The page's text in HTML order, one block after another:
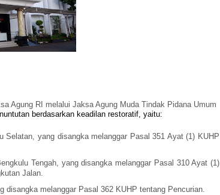
Agung RI melalui Jaksa Agung Muda Tindak Pidana Umum
berdasarkan keadilan restoratif, yaitu:
Selatan, yang disangka melanggar Pasal 351 Ayat (1) KUHP
Tengah, yang disangka melanggar Pasal 310 Ayat (1)
Jalan.
disangka melanggar Pasal 362 KUHP tentang Pencurian.